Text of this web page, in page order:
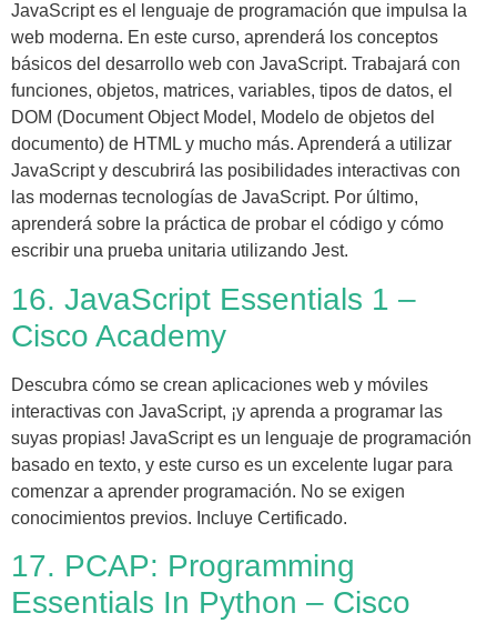
JavaScript es el lenguaje de programación que impulsa la
web moderna. En este curso, aprenderá los conceptos
básicos del desarrollo web con JavaScript. Trabajará con
funciones, objetos, matrices, variables, tipos de datos, el
DOM (Document Object Model, Modelo de objetos del
documento) de HTML y mucho más. Aprenderá a utilizar
JavaScript y descubrirá las posibilidades interactivas con
las modernas tecnologías de JavaScript. Por último,
aprenderá sobre la práctica de probar el código y cómo
escribir una prueba unitaria utilizando Jest.
16. JavaScript Essentials 1 –
Cisco Academy
Descubra cómo se crean aplicaciones web y móviles
interactivas con JavaScript, ¡y aprenda a programar las
suyas propias! JavaScript es un lenguaje de programación
basado en texto, y este curso es un excelente lugar para
comenzar a aprender programación. No se exigen
conocimientos previos. Incluye Certificado.
17. PCAP: Programming
Essentials In Python – Cisco